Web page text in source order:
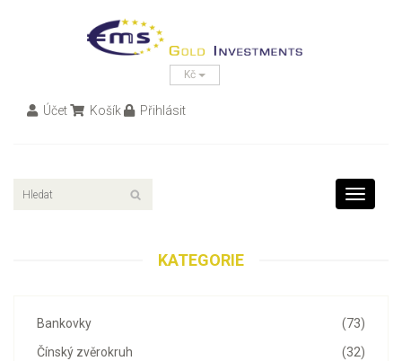
Kč
Účet Košík Přihlásit
Toggle
KATEGORIE
(73)
Bankovky
(32)
Čínský zvěrokruh